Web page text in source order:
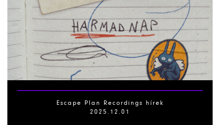
Escape Plan Recordings hírek
2025.12.01